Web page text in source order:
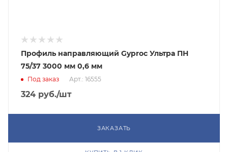
Профиль направляющий Gyproc Ультра ПН
75/37 3000 мм 0,6 мм
Под заказ Арт.: 16555
324 руб./шт
ЗАКАЗАТЬ